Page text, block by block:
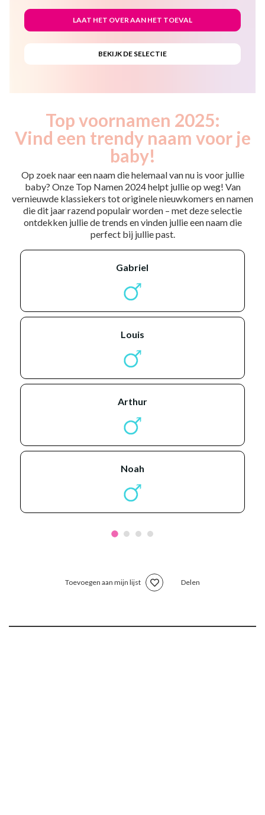
Top voornamen 2025:
Vind een trendy naam voor je
baby!
Op zoek naar een naam die helemaal van nu is voor jullie
baby? Onze Top Namen 2024 helpt jullie op weg! Van
vernieuwde klassiekers tot originele nieuwkomers en namen
die dit jaar razend populair worden – met deze selectie
ontdekken jullie de trends en vinden jullie een naam die
perfect bij jullie past.
gabriel
louis
arthur
noah
Toevoegen aan mijn lijst Delen